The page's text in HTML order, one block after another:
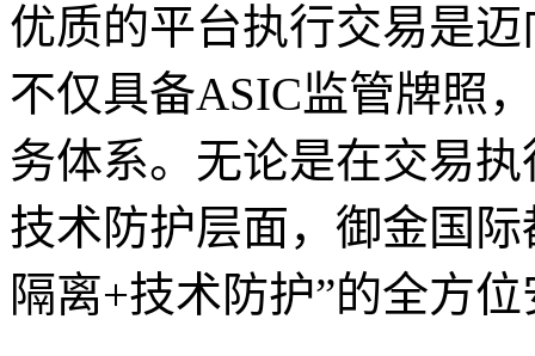
优质的平台执行交易是
不仅具备ASIC监管牌照
务体系。无论是在交易
技术防护层面，御金国
隔离+技术防护”的全方